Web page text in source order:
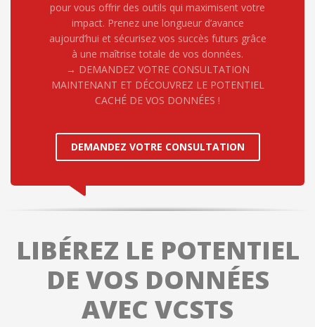
pour vous offrir des outils qui maximisent votre
impact. Prenez une longueur d’avance
aujourd’hui et sécurisez vos succès futurs grâce
à une maîtrise totale de vos données.
→ DEMANDEZ VOTRE CONSULTATION
MAINTENANT ET DÉCOUVREZ LE POTENTIEL
CACHÉ DE VOS DONNÉES !
DEMANDEZ VOTRE CONSULTATION
LIBÉREZ LE POTENTIEL
DE VOS DONNÉES
AVEC VCSTS